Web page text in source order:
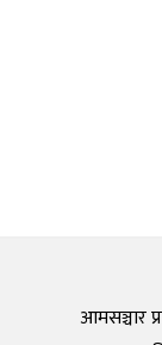
आमसञ्चार